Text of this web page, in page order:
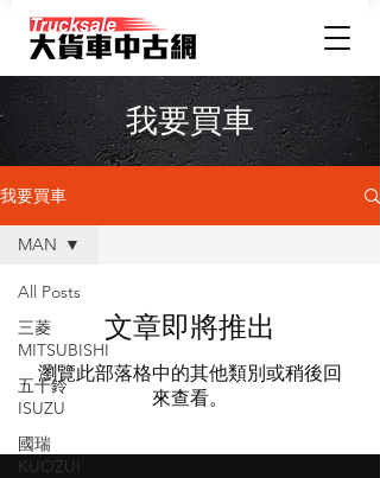
我要買車
我要買車
All Posts
三菱
MITSUBISHI
五十鈴
ISUZU
國瑞
KUOZUI
MAN
文章即將推出
瀏覽此部落格中的其他類別或稍後回
來查看。